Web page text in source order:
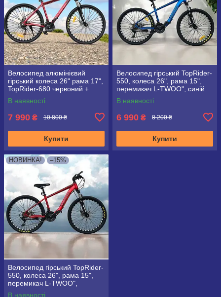
Велосипед алюмінієвий
гірський колеса 26" рама 17",
TopRider-680 червоний +
крила у подарунок!
В наявності
7 990 ₴ 10 800 ₴
Купити
Велосипед гірський TopRider-
550, колеса 26", рама 15",
перемикач L-TWOO", синій
В наявності
6 990 ₴ 8 200 ₴
Купити
НОВИНКА! –15%
Велосипед гірський TopRider-
550, колеса 26", рама 15",
перемикач L-TWOO",
червоний
В наявності